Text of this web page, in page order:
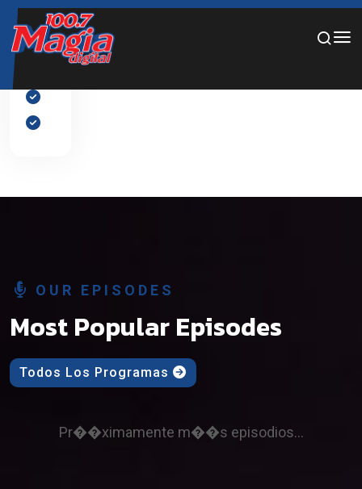
Por favor, añade diapositivas al slider desde el panel de
edición.
OUR EPISODES
Most Popular Episodes
Todos Los Programas
Pr��ximamente m��s episodios...